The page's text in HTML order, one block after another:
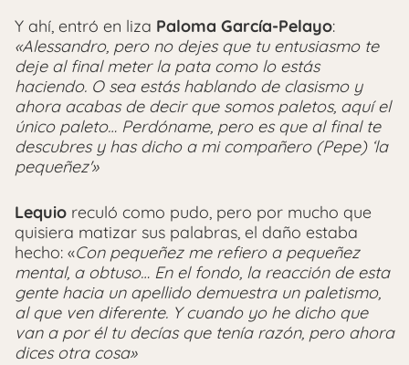
Y ahí, entró en liza Paloma García-Pelayo:
«Alessandro, pero no dejes que tu entusiasmo te
deje al final meter la pata como lo estás
haciendo. O sea estás hablando de clasismo y
ahora acabas de decir que somos paletos, aquí el
único paleto… Perdóname, pero es que al final te
descubres y has dicho a mi compañero (Pepe) ‘la
pequeñez'»
Lequio reculó como pudo, pero por mucho que
quisiera matizar sus palabras, el daño estaba
hecho: «Con pequeñez me refiero a pequeñez
mental, a obtuso… En el fondo, la reacción de esta
gente hacia un apellido demuestra un paletismo,
al que ven diferente. Y cuando yo he dicho que
van a por él tu decías que tenía razón, pero ahora
dices otra cosa»